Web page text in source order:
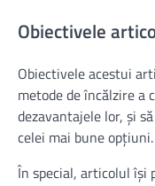
Obiectivele
Obiectivele acestui
metode de încălzire a
dezavantajele lor, și
celei mai bune opțiuni.
În special, articolul își